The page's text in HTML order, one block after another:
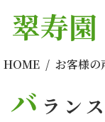
翠寿園
HOME お客様の
バ ラン